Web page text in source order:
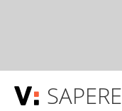
SAPERE